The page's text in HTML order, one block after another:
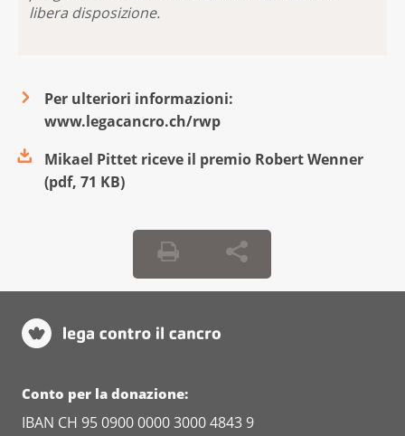
libera disposizione.
Per ulteriori informazioni:
www.legacancro.ch/rwp
Mikael Pittet riceve il premio Robert Wenner
(pdf, 71 KB)
Conto per la donazione:
IBAN CH 95 0900 0000 3000 4843 9